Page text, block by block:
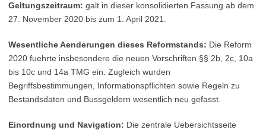
Geltungszeitraum: galt in dieser konsolidierten Fassung ab dem
27. November 2020 bis zum 1. April 2021.
Wesentliche Aenderungen dieses Reformstands: Die Reform
2020 fuehrte insbesondere die neuen Vorschriften §§ 2b, 2c, 10a
bis 10c und 14a TMG ein. Zugleich wurden
Begriffsbestimmungen, Informationspflichten sowie Regeln zu
Bestandsdaten und Bussgeldern wesentlich neu gefasst.
Einordnung und Navigation: Die zentrale Uebersichtsseite